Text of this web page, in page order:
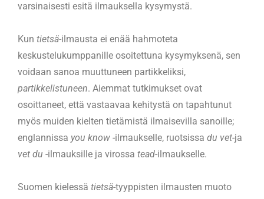
varsinaisesti esitä ilmauksella kysymystä.
Kun tietsä-ilmausta ei enää hahmoteta
keskustelukumppanille osoitettuna kysymyksenä, sen
voidaan sanoa muuttuneen partikkeliksi,
partikkelistuneen. Aiemmat tutkimukset ovat
osoittaneet, että vastaavaa kehitystä on tapahtunut
myös muiden kielten tietämistä ilmaisevilla sanoille;
englannissa you know -ilmaukselle, ruotsissa du vet-ja
vet du -ilmauksille ja virossa tead-ilmaukselle.
Suomen kielessä tietsä-tyyppisten ilmausten muoto